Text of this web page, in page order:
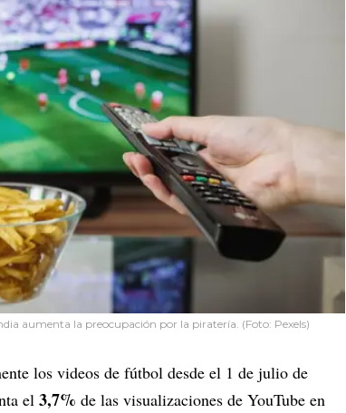
aumenta la preocupación por la piratería. (Foto: Pexels)
los videos de fútbol desde el 1 de julio de
el 3,7% de las visualizaciones de YouTube en